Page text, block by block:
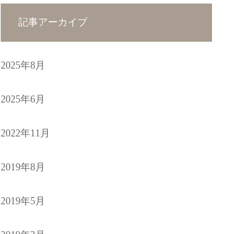
記事アーカイブ
2025年8月
2025年6月
2022年11月
2019年8月
2019年5月